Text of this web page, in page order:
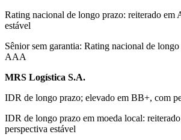
Rating nacional de longo prazo: reiterado em
estável
Sênior sem garantia: Rating nacional de
AAA
MRS Logística S.A.
IDR de longo prazo; elevado em BB+, com
IDR de longo prazo em moeda local:
perspectiva estável